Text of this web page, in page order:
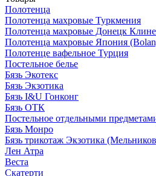
Полотенца
Полотенца махровые Туркмения
Полотенца махровые Донецк
Полотенца махровые Япония
Полотенце вафельное Турция
Постельное белье
Бязь Экотекс
Бязь Экзотика
Бязь I&U Гонконг
Бязь ОТК
Постельное отдельными
Бязь Монро
Бязь трикотаж Экзотика
Лен Атра
Веста
Скатерти